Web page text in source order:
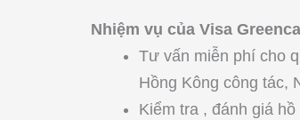
Nhiệm vụ của Visa
Tư vấn miễn phí cho
Hồng Kông công tác,
Kiểm tra , đánh giá